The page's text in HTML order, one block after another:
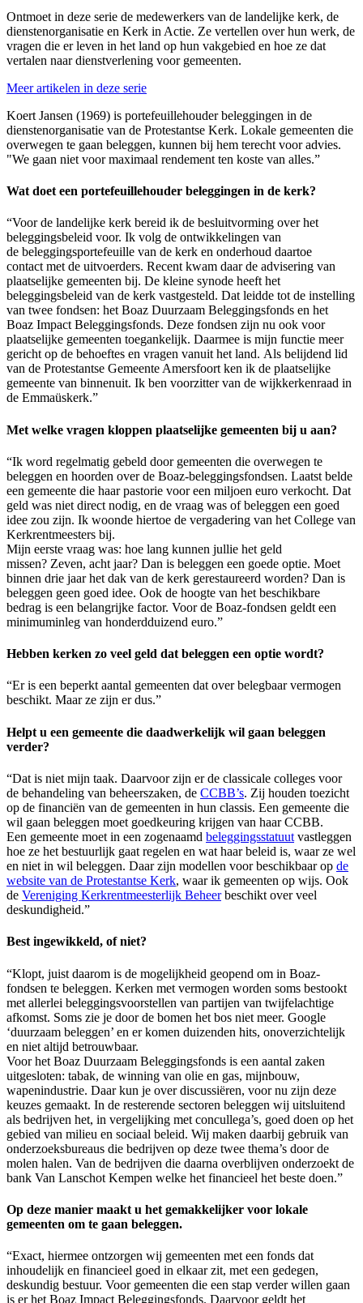
Ontmoet in deze serie de medewerkers van de landelijke kerk, de
dienstenorganisatie en Kerk in Actie. Ze vertellen over hun werk, de
vragen die er leven in het land op hun vakgebied en hoe ze dat
vertalen naar dienstverlening voor gemeenten.
Meer artikelen in deze serie
Koert Jansen (1969) is portefeuillehouder beleggingen in de
dienstenorganisatie van de Protestantse Kerk. Lokale gemeenten die
overwegen te gaan beleggen, kunnen bij hem terecht voor advies.
"We gaan niet voor maximaal rendement ten koste van alles.”
Wat doet een portefeuillehouder beleggingen in de kerk?
“Voor de landelijke kerk bereid ik de besluitvorming over het
beleggingsbeleid voor. Ik volg de ontwikkelingen van
de beleggingsportefeuille van de kerk en onderhoud daartoe
contact met de uitvoerders. Recent kwam daar de advisering van
plaatselijke gemeenten bij. De kleine synode heeft het
beleggingsbeleid van de kerk vastgesteld. Dat leidde tot de instelling
van twee fondsen: het Boaz Duurzaam Beleggingsfonds en het
Boaz Impact Beleggingsfonds. Deze fondsen zijn nu ook voor
plaatselijke gemeenten toegankelijk. Daarmee is mijn functie meer
gericht op de behoeftes en vragen vanuit het land. Als belijdend lid
van de Protestantse Gemeente Amersfoort ken ik de plaatselijke
gemeente van binnenuit. Ik ben voorzitter van de wijkkerkenraad in
de Emmaüskerk.”
Met welke vragen kloppen plaatselijke gemeenten bij u aan?
“Ik word regelmatig gebeld door gemeenten die overwegen te
beleggen en hoorden over de Boaz-beleggingsfondsen. Laatst belde
een gemeente die haar pastorie voor een miljoen euro verkocht. Dat
geld was niet direct nodig, en de vraag was of beleggen een goed
idee zou zijn. Ik woonde hiertoe de vergadering van het College van
Kerkrentmeesters bij.
Mijn eerste vraag was: hoe lang kunnen jullie het geld
missen? Zeven, acht jaar? Dan is beleggen een goede optie. Moet
binnen drie jaar het dak van de kerk gerestaureerd worden? Dan is
beleggen geen goed idee. Ook de hoogte van het beschikbare
bedrag is een belangrijke factor. Voor de Boaz-fondsen geldt een
minimuminleg van honderdduizend euro.”
Hebben kerken zo veel geld dat beleggen een optie wordt?
“Er is een beperkt aantal gemeenten dat over belegbaar vermogen
beschikt. Maar ze zijn er dus.”
Helpt u een gemeente die daadwerkelijk wil gaan beleggen
verder?
“Dat is niet mijn taak. Daarvoor zijn er de classicale colleges voor
de behandeling van beheerszaken, de CCBB’s. Zij houden toezicht
op de financiën van de gemeenten in hun classis. Een gemeente die
wil gaan beleggen moet goedkeuring krijgen van haar CCBB.
Een gemeente moet in een zogenaamd beleggingsstatuut vastleggen
hoe ze het bestuurlijk gaat regelen en wat haar beleid is, waar ze wel
en niet in wil beleggen. Daar zijn modellen voor beschikbaar op de
website van de Protestantse Kerk, waar ik gemeenten op wijs. Ook
de Vereniging Kerkrentmeesterlijk Beheerbeschikt over veel
deskundigheid.”
Best ingewikkeld, of niet?
“Klopt, juist daarom is de mogelijkheid geopend om in Boaz-
fondsen te beleggen. Kerken met vermogen worden soms bestookt
met allerlei beleggingsvoorstellen van partijen van twijfelachtige
afkomst. Soms zie je door de bomen het bos niet meer. Google
‘duurzaam beleggen’ en er komen duizenden hits, onoverzichtelijk
en niet altijd betrouwbaar.
Voor het Boaz Duurzaam Beleggingsfonds is een aantal zaken
uitgesloten: tabak, de winning van olie en gas, mijnbouw,
wapenindustrie. Daar kun je over discussiëren, voor nu zijn deze
keuzes gemaakt. In de resterende sectoren beleggen wij uitsluitend
als bedrijven het, in vergelijking met concullega’s, goed doen op het
gebied van milieu en sociaal beleid. Wij maken daarbij gebruik van
onderzoeksbureaus die bedrijven op deze twee thema’s door de
molen halen. Van de bedrijven die daarna overblijven onderzoekt de
bank Van Lanschot Kempen welke het financieel het beste doen.”
Op deze manier maakt u het gemakkelijker voor lokale
gemeenten om te gaan beleggen.
“Exact, hiermee ontzorgen wij gemeenten met een fonds dat
inhoudelijk en financieel goed in elkaar zit, met een gedegen,
deskundig bestuur. Voor gemeenten die een stap verder willen gaan
is er het Boaz Impact Beleggingsfonds. Daarvoor geldt het